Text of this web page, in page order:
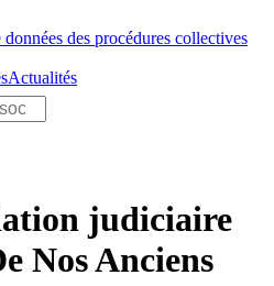
données des procédures collectives
Actualités
judiciaire
Nos Anciens